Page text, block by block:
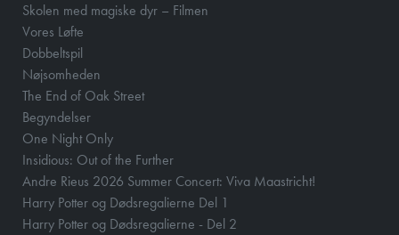
Skolen med magiske dyr – Filmen
Vores Løfte
Dobbeltspil
Nøjsomheden
The End of Oak Street
Begyndelser
One Night Only
Insidious: Out of the Further
Andre Rieus 2026 Summer Concert: Viva Maastricht!
Harry Potter og Dødsregalierne Del 1
Harry Potter og Dødsregalierne - Del 2